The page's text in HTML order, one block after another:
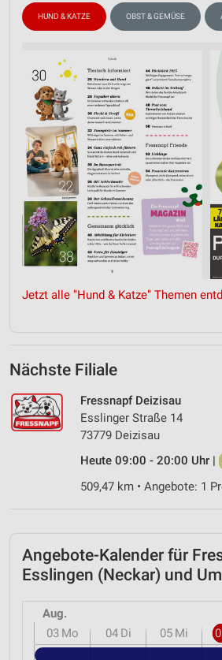
HUND & KATZE OBST & GEMÜSE
Jetzt alle "Hund & Katze" Themen
Nächste Filiale
Fressnapf Deizisau
Esslinger Straße 14
73779 Deizisau
Heute 09:00 - 20:00 Uhr |
509,47 km • Angebote: 1
Angebote-Kalender für
Esslingen (Neckar) und
Aug.
03 Mo 04 Di 05 Mi